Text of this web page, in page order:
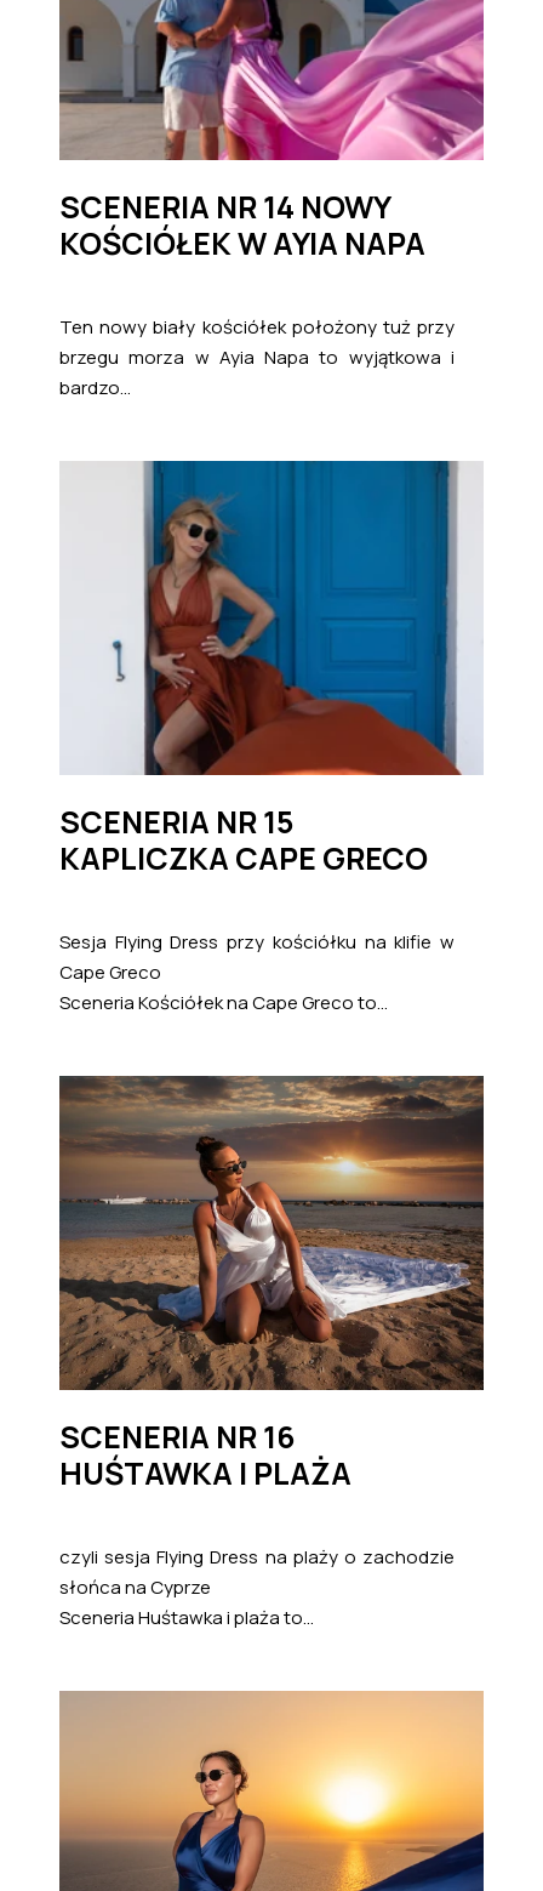
SCENERIA NR 14 NOWY
KOŚCIÓŁEK W AYIA NAPA
Ten nowy biały kościółek położony tuż przy
brzegu morza w Ayia Napa to wyjątkowa i
bardzo...
SCENERIA NR 15
KAPLICZKA CAPE GRECO
Sesja Flying Dress przy kościółku na klifie w
Cape Greco
Sceneria Kościółek na Cape Greco to...
SCENERIA NR 16
HUŚTAWKA I PLAŻA
czyli sesja Flying Dress na plaży o zachodzie
słońca na Cyprze
Sceneria Huśtawka i plaża to...